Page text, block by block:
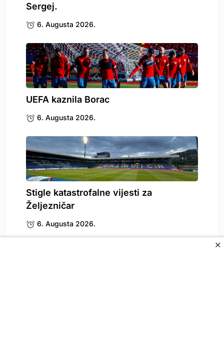
✕
Sergej.
6. Augusta 2026.
UEFA kaznila Borac
6. Augusta 2026.
Stigle katastrofalne vijesti za
Željezničar
6. Augusta 2026.